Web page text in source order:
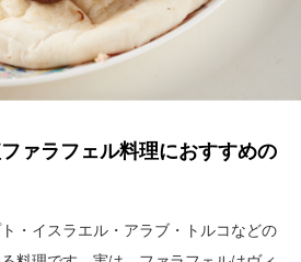
ァラフェル料理におすすめの
・イスラエル・アラブ・トルコなどの